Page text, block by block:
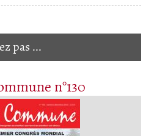
pas ...
n°130